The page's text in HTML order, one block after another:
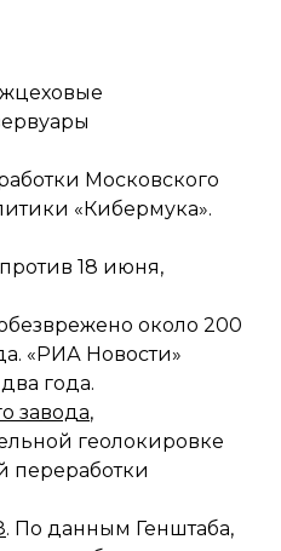
Московского
«Кибермука».
18 июня,
около 200
«РИА Новости»
года.
завода,
геолокировке
переработки
. По данным Генштаба,